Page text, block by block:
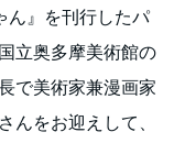
ん』を刊行したパ
立奥多摩美術館の
で美術家兼漫画家
んをお迎えして、